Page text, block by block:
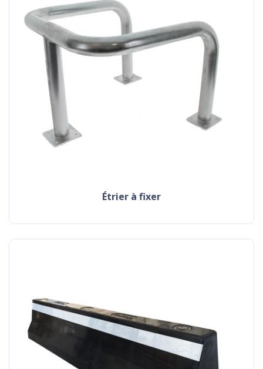
étrier à fixer